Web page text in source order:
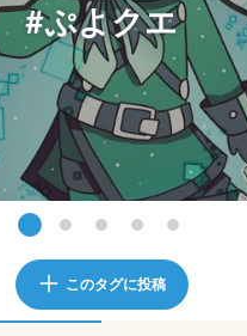
#ぷよクエ
このタグに投稿